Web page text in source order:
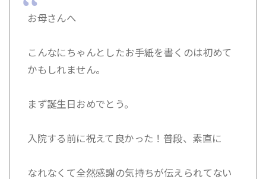
お母さんへ
こんなにちゃんとしたお手紙を書くのは初めて
かもしれません。
まず誕生日おめでとう。
入院する前に祝えて良かった！普段、素直に
なれなくて全然感謝の気持ちが伝えられてない